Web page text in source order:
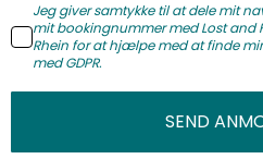
Jeg giver samtykke til at dele mit
mit bookingnummer med Lost and
Rhein for at hjælpe med at finde
med GDPR.
SEND